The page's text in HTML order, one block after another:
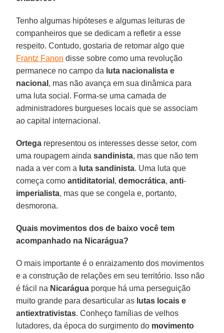
Tenho algumas hipóteses e algumas leituras de
companheiros que se dedicam a refletir a esse
respeito. Contudo, gostaria de retomar algo que
Frantz Fanon disse sobre como uma revolução
permanece no campo da luta nacionalista e
nacional , mas não avança em sua dinâmica para
uma luta social. Forma-se uma camada de
administradores burgueses locais que se associam
ao capital internacional.
Ortega representou os interesses desse setor, com
uma roupagem aindasandinista, mas que não tem
nada a ver com a luta sandinista. Uma luta que
começa comoantiditatorial ,democrática,anti-
imperialista, mas que se congela e, portanto,
desmorona.
Quais movimentos dos de baixo você tem
acompanhado na Nicarágua?
O mais importante é o enraizamento dos movimentos
e a construção de relações em seu território. Isso não
é fácil na Nicarágua porque há uma perseguição
muito grande para desarticular as lutas locais e
antiextrativistas. Conheço famílias de velhos
lutadores, da época do surgimento do movimento